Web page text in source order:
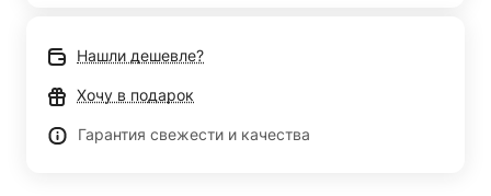
Нашли дешевле?
Хочу в подарок
Гарантия свежести и качества